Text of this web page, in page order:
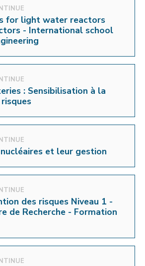
for light water reactors
- International school
: Sensibilisation à la
et leur gestion
des risques Niveau 1 -
de Recherche - Formation